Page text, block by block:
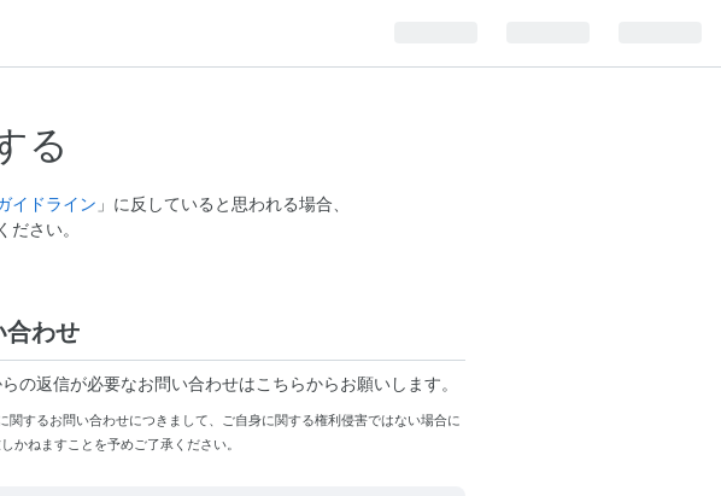
る
イドライン 」に反していると思われる場合、
さい。
合わせ
の返信が必要なお問い合わせはこちらからお願いします。
関するお問い合わせにつきまして、ご自身に関する権利侵害ではない場合に
かねますことを予めご了承ください。